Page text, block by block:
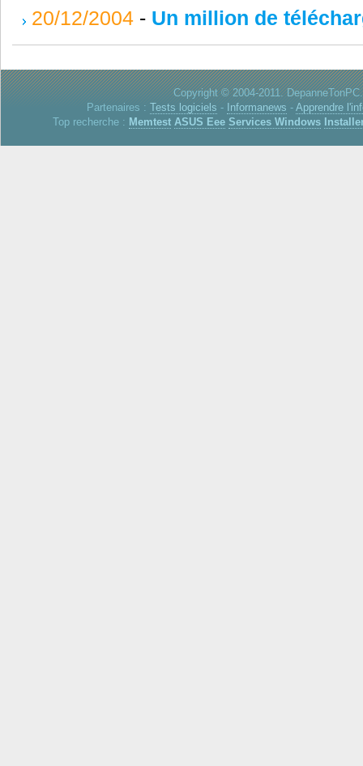
20/12/2004- Un million de
Copyright © 2004-2011.
Partenaires : Tests logiciels - Informanews - Apprendre
Top recherche : Memtest ASUS Eee Services Windows